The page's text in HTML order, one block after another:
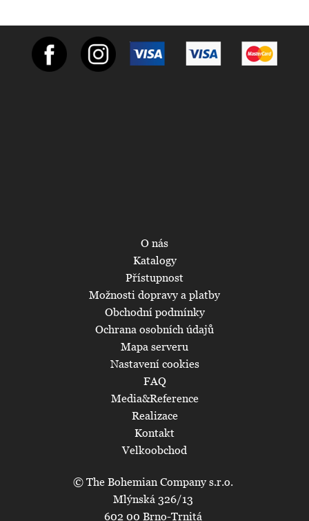
© The Bohemian Company s.r.o.
Mlýnská 326/13
602 00 Brno-Trnitá
O nás
Katalogy
Přístupnost
Možnosti dopravy a platby
Obchodní podmínky
Ochrana osobních údajů
Mapa serveru
Nastavení cookies
FAQ
Media&Reference
Realizace
Kontakt
Velkoobchod